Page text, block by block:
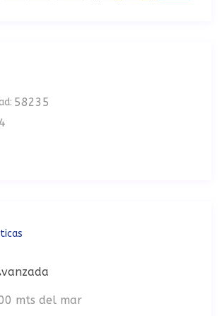
58235
4
mts del mar